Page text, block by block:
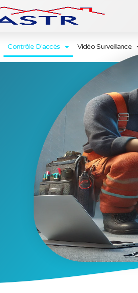
Contrôle D’accès Vidéo Surveillance